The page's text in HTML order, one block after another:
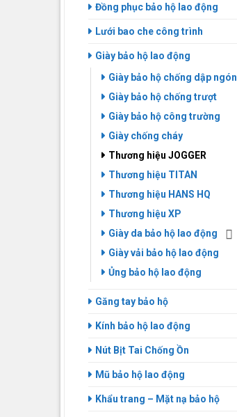
Đồng phục bảo hộ lao động
Lưới bao che công trình
Giày bảo hộ lao động
Giày bảo hộ chống dập ngón
Giày bảo hộ chống trượt
Giày bảo hộ công trường
Giày chống cháy
Thương hiệu JOGGER
Thương hiệu TITAN
Thương hiệu HANS HQ
Thương hiệu XP
Giày da bảo hộ lao động
Giày vải bảo hộ lao động
Ủng bảo hộ lao động
Găng tay bảo hộ
Kính bảo hộ lao động
Nút Bịt Tai Chống Ồn
Mũ bảo hộ lao động
Khẩu trang – Mặt nạ bảo hộ